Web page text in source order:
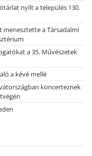
nyílt a település 130.
a Társadalmi
a 35. Művészetek
a kévé mellé
koncerteznek